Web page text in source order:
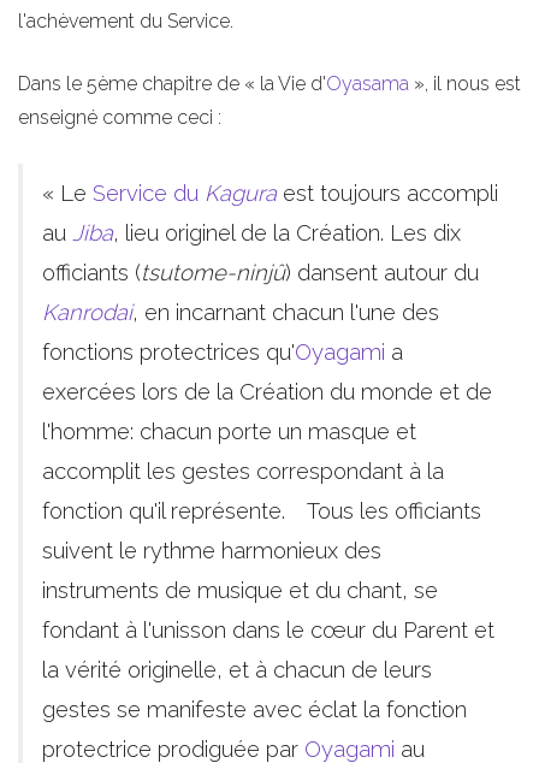
l'achèvement du Service.
Dans le 5ème chapitre de « la Vie d'Oyasama », il nous est
enseigné comme ceci :
« Le Service du Kagura est toujours accompli
au Jiba, lieu originel de la Création. Les dix
officiants (tsutome-ninjû) dansent autour du
Kanrodai, en incarnant chacun l'une des
fonctions protectrices qu'Oyagami a
exercées lors de la Création du monde et de
l'homme: chacun porte un masque et
accomplit les gestes correspondant à la
fonction qu'il représente. Tous les officiants
suivent le rythme harmonieux des
instruments de musique et du chant, se
fondant à l'unisson dans le cœur du Parent et
la vérité originelle, et à chacun de leurs
gestes se manifeste avec éclat la fonction
protectrice prodiguée par Oyagami au